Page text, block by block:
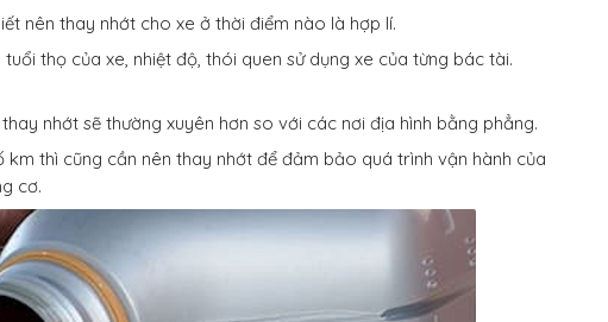
nên thay nhớt cho xe ở thời điểm nào là hợp lí.
thọ của xe, nhiệt độ, thói quen sử dụng xe của từng bác tài.
nhớt sẽ thường xuyên hơn so với các nơi địa hình bằng phẳng.
km thì cũng cần nên thay nhớt để đảm bảo quá trình vận hành của
cơ.